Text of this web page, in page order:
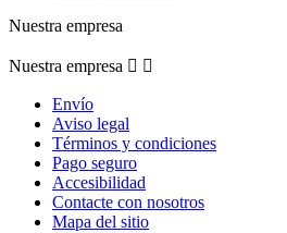
Nuestra empresa
Nuestra empresa  
Envío
Aviso legal
Términos y condiciones
Pago seguro
Accesibilidad
Contacte con nosotros
Mapa del sitio